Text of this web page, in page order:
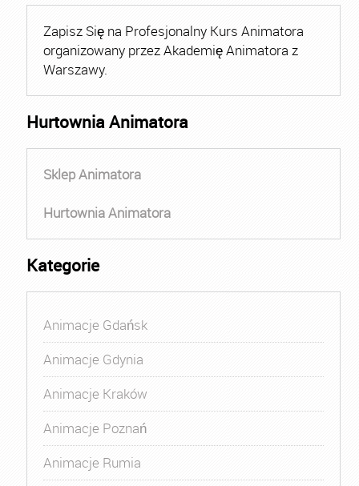
Zapisz Się na Profesjonalny Kurs Animatora
organizowany przez Akademię Animatora z
Warszawy.
Hurtownia Animatora
Sklep Animatora
Hurtownia Animatora
Kategorie
Animacje Gdańsk
Animacje Gdynia
Animacje Kraków
Animacje Poznań
Animacje Rumia